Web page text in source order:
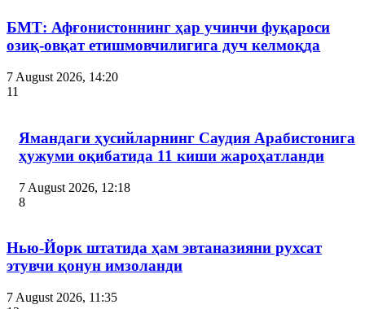
БМТ: Афғонистоннинг ҳар учинчи фуқароси
озиқ-овқат етишмовчилигига дуч келмоқда
7 August 2026, 14:20
11
Ямандаги ҳусийларнинг Саудия Арабистонига
ҳужуми оқибатида 11 киши жароҳатланди
7 August 2026, 12:18
8
Нью-Йорк штатида ҳам эвтаназияни рухсат
этувчи қонун имзоланди
7 August 2026, 11:35